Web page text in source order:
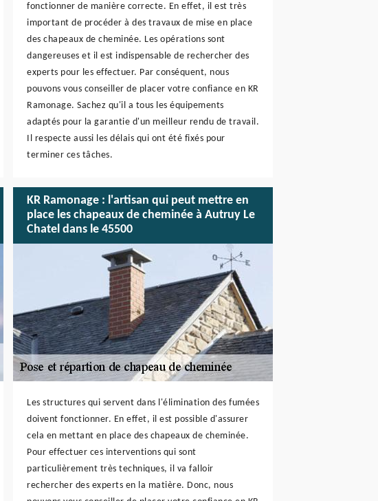
fonctionner de manière correcte. En effet, il est très
important de procéder à des travaux de mise en place
des chapeaux de cheminée. Les opérations sont
dangereuses et il est indispensable de rechercher des
experts pour les effectuer. Par conséquent, nous
pouvons vous conseiller de placer votre confiance en KR
Ramonage. Sachez qu'il a tous les équipements
adaptés pour la garantie d'un meilleur rendu de travail.
Il respecte aussi les délais qui ont été fixés pour
terminer ces tâches.
KR Ramonage : l'artisan qui peut mettre en
place les chapeaux de cheminée à Autruy Le
Chatel dans le 45500
Les structures qui servent dans l'élimination des fumées
doivent fonctionner. En effet, il est possible d'assurer
cela en mettant en place des chapeaux de cheminée.
Pour effectuer ces interventions qui sont
particulièrement très techniques, il va falloir
rechercher des experts en la matière. Donc, nous